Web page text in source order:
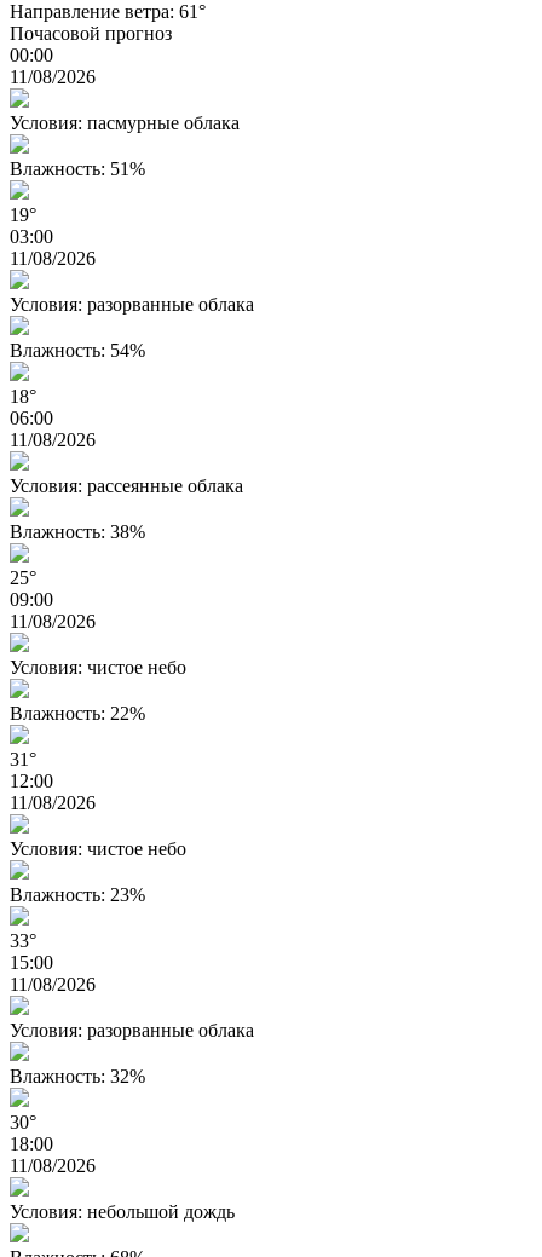
Направление ветра: 61°
Почасовой прогноз
00:00
11/08/2026
Условия: пасмурные облака
Влажность: 51%
19°
03:00
11/08/2026
Условия: разорванные облака
Влажность: 54%
18°
06:00
11/08/2026
Условия: рассеянные облака
Влажность: 38%
25°
09:00
11/08/2026
Условия: чистое небо
Влажность: 22%
31°
12:00
11/08/2026
Условия: чистое небо
Влажность: 23%
33°
15:00
11/08/2026
Условия: разорванные облака
Влажность: 32%
30°
18:00
11/08/2026
Условия: небольшой дождь